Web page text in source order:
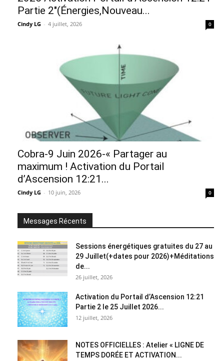
Partie 2″(Énergies,Nouveau...
Cindy LG - 4 juillet, 2026 0
Cobra-9 Juin 2026-« Partager au
maximum ! Activation du Portail
d’Ascension 12:21...
Cindy LG - 10 juin, 2026 0
Messages Récents
Sessions énergétiques gratuites du 27 au
29 Juillet(+dates pour 2026)+Méditations
de...
26 juillet, 2026
Activation du Portail d’Ascension 12:21
Partie 2 le 25 Juillet 2026...
12 juillet, 2026
NOTES OFFICIELLES : Atelier « LIGNE DE
TEMPS DORÉE ET ACTIVATION...